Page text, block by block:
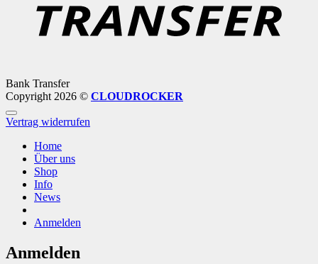
Bank Transfer
Copyright 2026 © CLOUDROCKER
Vertrag widerrufen
Home
Über uns
Shop
Info
News
Anmelden
Anmelden